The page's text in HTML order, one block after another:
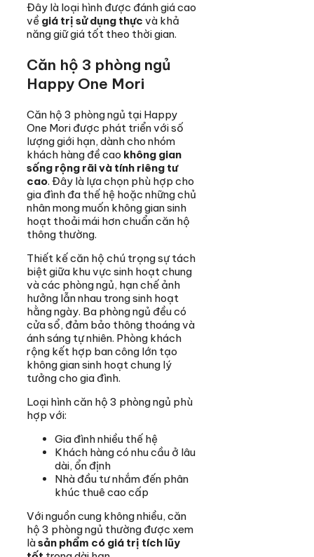
Đây là loại hình được đánh giá cao
về giá trị sử dụng thực và khả
năng giữ giá tốt theo thời gian.
Căn hộ 3 phòng ngủ
Happy One Mori
Căn hộ 3 phòng ngủ tại Happy
One Mori được phát triển với số
lượng giới hạn, dành cho nhóm
khách hàng đề cao không gian
sống rộng rãi và tính riêng tư
cao. Đây là lựa chọn phù hợp cho
gia đình đa thế hệ hoặc những chủ
nhân mong muốn không gian sinh
hoạt thoải mái hơn chuẩn căn hộ
thông thường.
Thiết kế căn hộ chú trọng sự tách
biệt giữa khu vực sinh hoạt chung
và các phòng ngủ, hạn chế ảnh
hưởng lẫn nhau trong sinh hoạt
hằng ngày. Ba phòng ngủ đều có
cửa sổ, đảm bảo thông thoáng và
ánh sáng tự nhiên. Phòng khách
rộng kết hợp ban công lớn tạo
không gian sinh hoạt chung lý
tưởng cho gia đình.
Loại hình căn hộ 3 phòng ngủ phù
hợp với:
Gia đình nhiều thế hệ
Khách hàng có nhu cầu ở lâu
dài, ổn định
Nhà đầu tư nhắm đến phân
khúc thuê cao cấp
Với nguồn cung không nhiều, căn
hộ 3 phòng ngủ thường được xem
làsản phẩm có giá trị tích lũy